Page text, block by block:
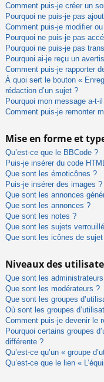
Comment puis-je créer un
Pourquoi ne puis-je pas
Comment puis-je modifier
Pourquoi ne puis-je pas
Pourquoi ne puis-je pas
Pourquoi ai-je reçu un
Comment puis-je rapporter
À quoi sert le bouton «
rédaction d’un sujet ?
Pourquoi mon message a-t-
Comment puis-je remonter
Mise en forme et
Qu’est-ce que le BBCode ?
Puis-je insérer du code
Que sont les émoticônes ?
Puis-je insérer des images ?
Que sont les annonces
Que sont les annonces ?
Que sont les notes ?
Que sont les sujets
Que sont les icônes de
Niveaux des
Que sont les
Que sont les modérateurs ?
Que sont les groupes
Où sont les groupes
Comment puis-je devenir le
Pourquoi certains groupes
différente ?
Qu’est-ce qu’un « groupe
Qu’est-ce que le lien «